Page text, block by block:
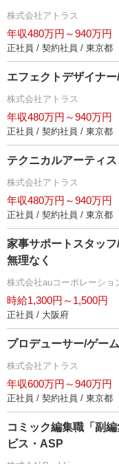
株式会社アトラス
年収480万円～940万円
正社員 / 契約社員 / 東京都
エフェクトデザイナ
株式会社アトラス
年収480万円～940万円
正社員 / 契約社員 / 東京都
テクニカルアーティ
株式会社アトラス
年収480万円～940万円
正社員 / 契約社員 / 東京都
家事サポートスタッ
無理なく
株式会社auコーポレーショ
時給1,300円～1,500円
正社員 / 大阪府
プロデューサー/ゲー
株式会社アトラス
年収600万円～940万円
正社員 / 契約社員 / 東京都
コミック編集職「副
ビス・ASP